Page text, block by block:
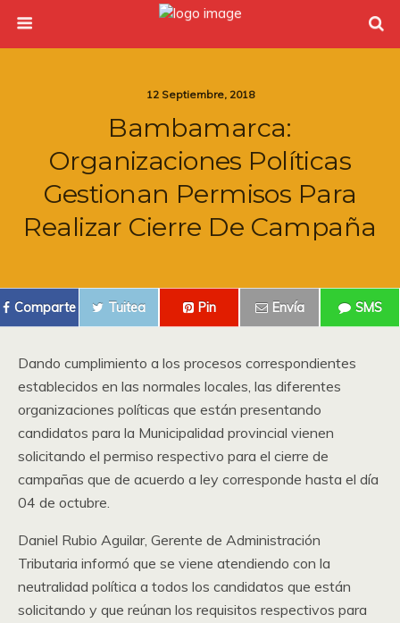
12 Septiembre, 2018
Bambamarca:
Organizaciones Políticas
Gestionan Permisos Para
Realizar Cierre De Campaña
Comparte Tuitea Pin Envía SMS
Dando cumplimiento a los procesos correspondientes
establecidos en las normales locales, las diferentes
organizaciones políticas que están presentando
candidatos para la Municipalidad provincial vienen
solicitando el permiso respectivo para el cierre de
campañas que de acuerdo a ley corresponde hasta el día
04 de octubre.
Daniel Rubio Aguilar, Gerente de Administración
Tributaria informó que se viene atendiendo con la
neutralidad política a todos los candidatos que están
solicitando y que reúnan los requisitos respectivos para